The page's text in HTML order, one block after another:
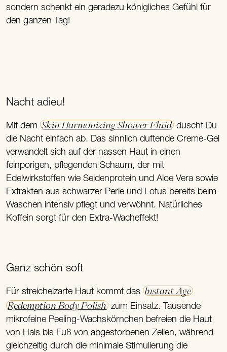
sondern schenkt ein geradezu königliches Gefühl für
den ganzen Tag!
Nacht adieu!
Mit demSkin Harmonizing Shower Fluidduscht Du
die Nacht einfach ab. Das sinnlich duftende Creme-Gel
verwandelt sich auf der nassen Haut in einen
feinporigen, pflegenden Schaum, der mit
Edelwirkstoffen wie Seidenprotein und Aloe Vera sowie
Extrakten aus schwarzer Perle und Lotus bereits beim
Waschen intensiv pflegt und verwöhnt. Natürliches
Koffein sorgt für den Extra-Wacheffekt!
Ganz schön soft
Für streichelzarte Haut kommt dasInstant Age
Redemption Body Polishzum Einsatz. Tausende
mikrofeine Peeling-Wachskörnchen befreien die Haut
von Hals bis Fuß von abgestorbenen Zellen, während
gleichzeitig durch die minimale Stimulierung die